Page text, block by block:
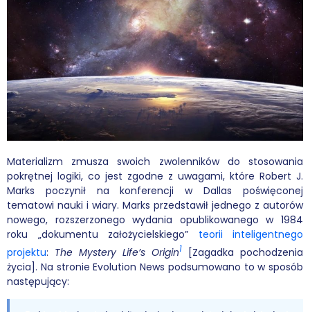
Wybór tekstów
Dla autorów
Darmowy ebook
Linki
FAQ
Spis tekstów
Konferencje, webinaria i debaty
Materializm zmusza swoich zwolenników do stosowania
pokrętnej logiki, co jest zgodne z uwagami, które Robert J.
Marks poczynił na konferencji w Dallas poświęconej
tematowi nauki i wiary. Marks przedstawił jednego z autorów
nowego, rozszerzonego wydania opublikowanego w 1984
roku „dokumentu założycielskiego” teorii inteligentnego
projektu: The Mystery Life’s Origin1
[Zagadka pochodzenia
życia]. Na stronie Evolution News podsumowano to w sposób
następujący: